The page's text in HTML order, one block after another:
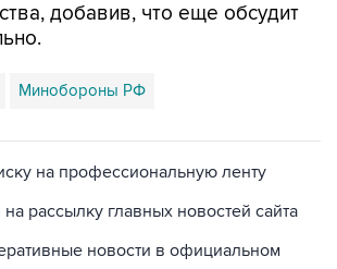
добавив, что еще обсудит
Минобороны РФ
на профессиональную ленту
рассылку главных новостей сайта
новости в официальном